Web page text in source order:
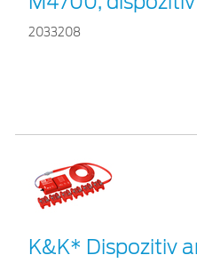
2033208
K&K* Dispozitiv